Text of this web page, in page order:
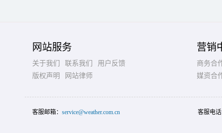
网站服务
关于我们 联系我们
用户反馈
版权声明
网站律师
营销
商务合
媒资合
客服邮箱： service@weather.com.cn 客服电